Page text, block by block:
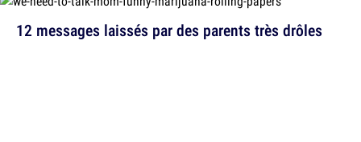
12 messages laissés par des parents très drôles